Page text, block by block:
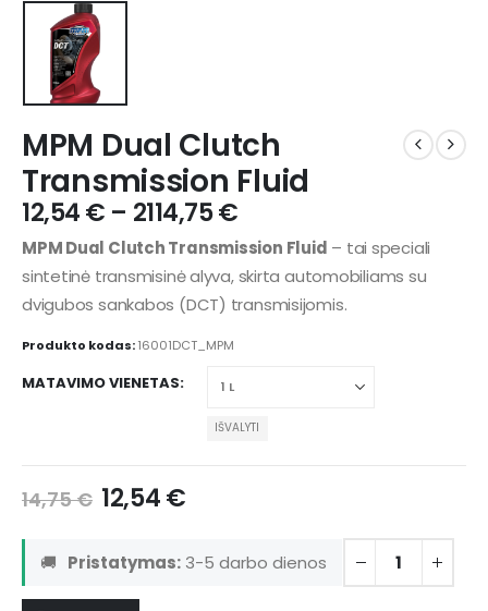
MPM Dual Clutch
Transmission Fluid
12,54€ – 2114,75€
MPM Dual Clutch Transmission Fluid – tai speciali
sintetinė transmisinė alyva, skirta automobiliams su
dvigubos sankabos (DCT) transmisijomis.
Produkto kodas:16001DCT_MPM
MATAVIMO VIENETAS
IŠVALYTI
14,75€ 12,54€
🚚 Pristatymas: 3-5 darbo dienos